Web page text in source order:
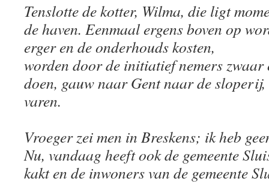
Tenslotte de kotter, Wilma, die ligt
de haven. Eenmaal ergens boven op
erger en de onderhouds kosten,
worden door de initiatief nemers zwaar
doen, gauw naar Gent naar de
varen.
Vroeger zei men in Breskens; ik heb
Nu, vandaag heeft ook de gemeente
kakt en de inwoners van de gemeente